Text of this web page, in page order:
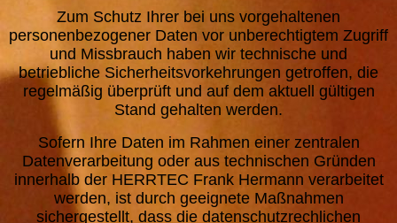
Zum Schutz Ihrer bei uns vorgehaltenen
personenbezogener Daten vor unberechtigtem Zugriff
und Missbrauch haben wir technische und
betriebliche Sicherheitsvorkehrungen getroffen, die
regelmäßig überprüft und auf dem aktuell gültigen
Stand gehalten werden.
Sofern Ihre Daten im Rahmen einer zentralen
Datenverarbeitung oder aus technischen Gründen
innerhalb der HERRTEC Frank Hermann verarbeitet
werden, ist durch geeignete Maßnahmen
sichergestellt, dass die datenschutzrechlichen